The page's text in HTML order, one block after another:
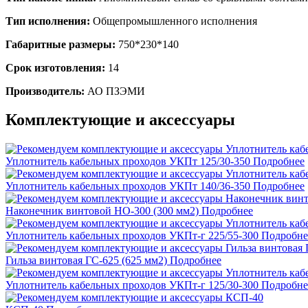
Тип исполнения: Общепромышленного исполнения
Габаритные размеры: 750*230*140
Срок изготовления: 14
Производитель: АО ПЗЭМИ
Комплектующие и аксессуары
Уплотнитель кабельных проходов УКПт 125/30-350 Подробнее
Уплотнитель кабельных проходов УКПт 140/36-350 Подробнее
Наконечник винтовой НО-300 (300 мм2) Подробнее
Уплотнитель кабельных проходов УКПт-г 225/55-300
Гильза винтовая ГС-625 (625 мм2) Подробнее
Уплотнитель кабельных проходов УКПт-г 125/30-300